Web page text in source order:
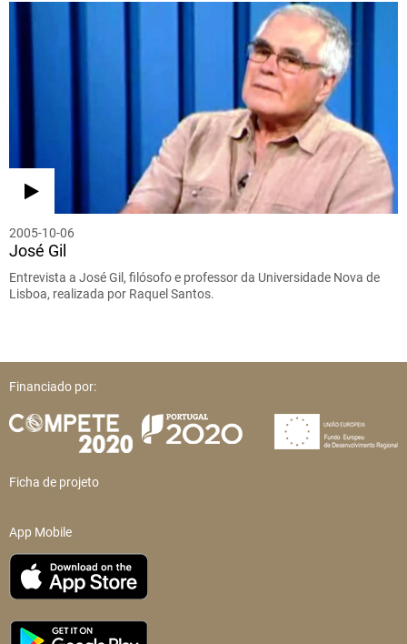
2005-10-06
José Gil
Entrevista a José Gil, filósofo e professor da Universidade Nova de
Lisboa, realizada por Raquel Santos.
Financiado por:
Ficha de projeto
App Mobile